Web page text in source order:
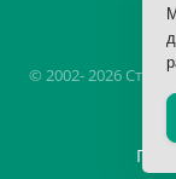
© 2002- 2026